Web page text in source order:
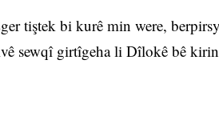
tiştek bi kurê min were,
sewqî girtîgeha li Dîlokê bê